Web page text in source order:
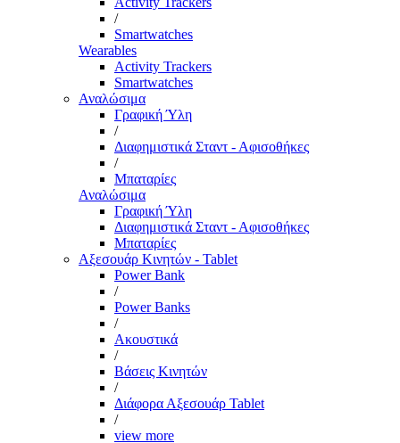
/
Smartwatches
Wearables
Activity Trackers
Smartwatches
Αναλώσιμα
Γραφική Ύλη
/
Διαφημιστικά Σταντ - Αφισοθήκες
/
Μπαταρίες
Αναλώσιμα
Γραφική Ύλη
Διαφημιστικά Σταντ - Αφισοθήκες
Μπαταρίες
Αξεσουάρ Κινητών - Tablet
Power Bank
/
Power Banks
/
Ακουστικά
/
Βάσεις Κινητών
/
Διάφορα Αξεσουάρ Tablet
/
view more